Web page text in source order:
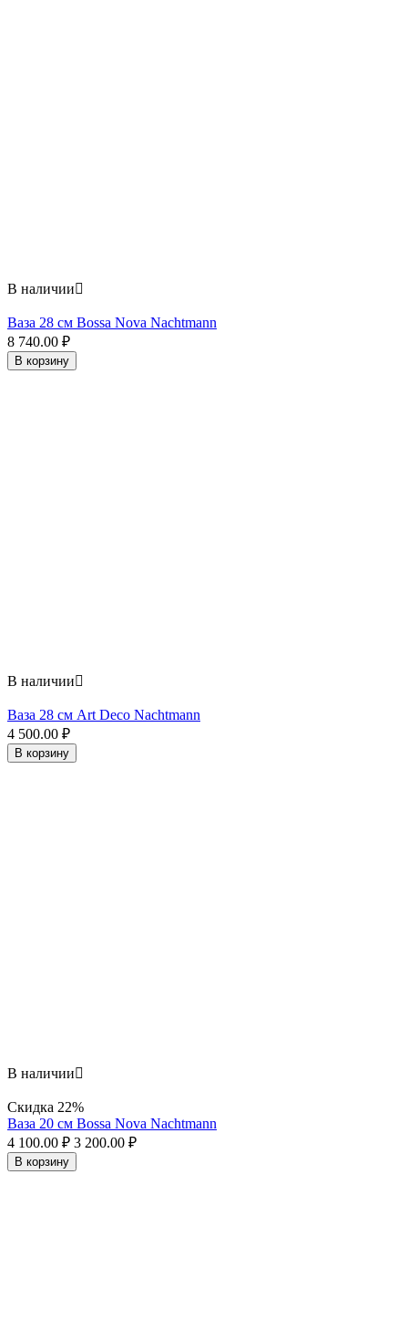
В наличии
Ваза 28 см Bossa Nova Nachtmann
8 740.00 ₽
В корзину
В наличии
Ваза 28 см Art Deco Nachtmann
4 500.00 ₽
В корзину
В наличии
Скидка 22%
Ваза 20 см Bossa Nova Nachtmann
4 100.00 ₽ 3 200.00 ₽
В корзину